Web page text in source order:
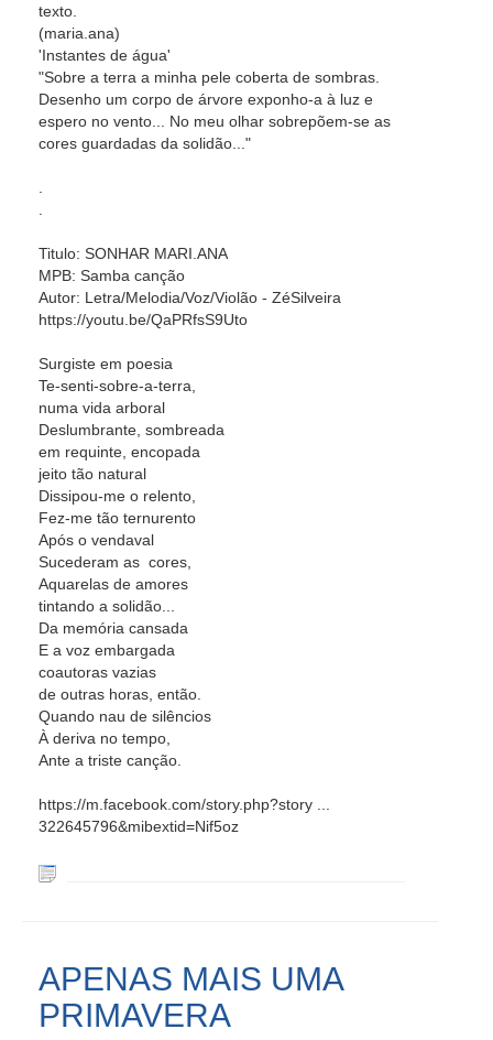
texto.
(maria.ana)
'Instantes de água'
"Sobre a terra a minha pele coberta de sombras.
Desenho um corpo de árvore exponho-a à luz e
espero no vento... No meu olhar sobrepõem-se as
cores guardadas da solidão..."
Titulo: SONHAR MARI.ANA
MPB: Samba canção
Autor: Letra/Melodia/Voz/Violão - ZéSilveira
https://youtu.be/QaPRfsS9Uto
Surgiste em poesia
Te-senti-sobre-a-terra,
numa vida arboral
Deslumbrante, sombreada
em requinte, encopada
jeito tão natural
Dissipou-me o relento,
Fez-me tão ternurento
Após o vendaval
Sucederam as cores,
Aquarelas de amores
tintando a solidão...
Da memória cansada
E a voz embargada
coautoras vazias
de outras horas, então.
Quando nau de silêncios
À deriva no tempo,
Ante a triste canção.
https://m.facebook.com/story.php?story ...
322645796&mibextid=Nif5oz
APENAS MAIS UMA
PRIMAVERA